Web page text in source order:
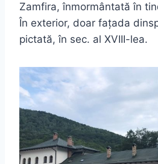
Zamfira, înmormântată în
În exterior, doar fațada
pictată, în sec. al XVIII-lea.